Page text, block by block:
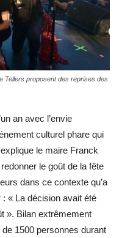
Tellers proposent des reprises des
an avec l’envie
culturel phare qui
le maire Franck
le goût de la fête
dans ce contexte qu’a
: « La décision avait été
». Bilan extrêmement
1500 personnes durant